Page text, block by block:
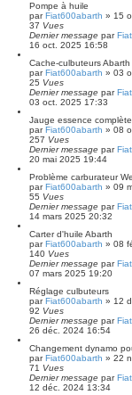
Pompe à huile
parFiat600abarth » 15
37 Vues
Dernier message par
16 oct. 2025 16:58
Cache-culbuteurs Abarth
parFiat600abarth » 03
25 Vues
Dernier message par
03 oct. 2025 17:33
Jauge essence
parFiat600abarth » 08
257 Vues
Dernier message par
20 mai 2025 19:44
Problème carburateur
parFiat600abarth » 09
55 Vues
Dernier message par
14 mars 2025 20:32
Carter d'huile Abarth
parFiat600abarth » 08
140 Vues
Dernier message par
07 mars 2025 19:20
Réglage culbuteurs
parFiat600abarth » 12
92 Vues
Dernier message par
26 déc. 2024 16:54
Changement dynamo
parFiat600abarth » 22
71 Vues
Dernier message par
12 déc. 2024 13:34